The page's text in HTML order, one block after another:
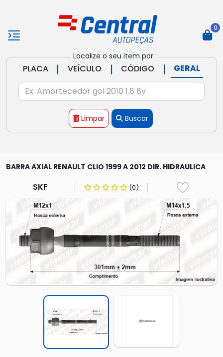
Localize o seu item por:
PLACA | VEÍCULO | CÓDIGO | GERAL
Limpar Buscar
0
BARRA AXIAL RENAULT CLIO 1999 A 2012 DIR. HIDRAULICA
SKF (0)